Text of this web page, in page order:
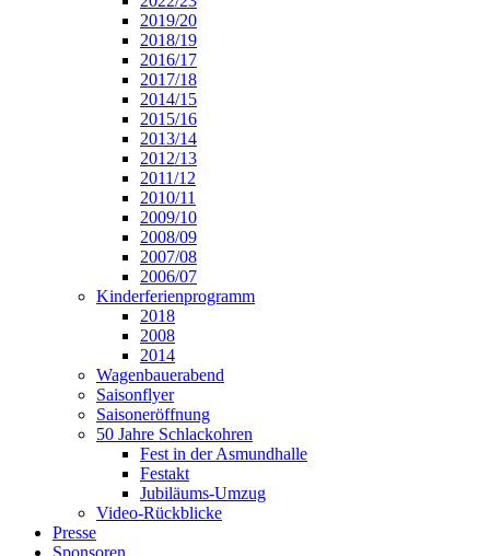
2019/20
2018/19
2016/17
2017/18
2014/15
2015/16
2013/14
2012/13
2011/12
2010/11
2009/10
2008/09
2007/08
2006/07
Kinderferienprogramm
2018
2008
2014
Wagenbauerabend
Saisonflyer
Saisoneröffnung
50 Jahre Schlackohren
Fest in der Asmundhalle
Festakt
Jubiläums-Umzug
Video-Rückblicke
Presse
Sponsoren